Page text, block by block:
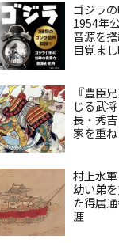
ゴジラ
1954年
音源を
目覚ま
『豊臣
じる武
長・秀
家を重
村上水
幼い弟
た得居
涯